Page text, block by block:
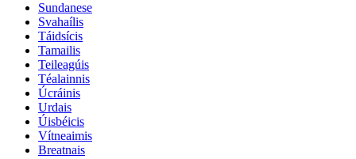
Sundanese
Svahaílis
Táidsícis
Tamailis
Teileagúis
Téalainnis
Úcráinis
Urdais
Úisbéicis
Vítneaimis
Breatnais